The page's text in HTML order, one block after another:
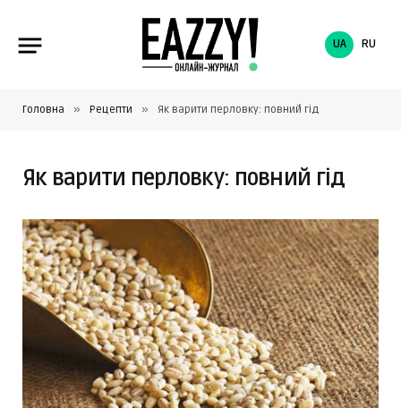
UA RU
Головна » Рецепти » Як варити перловку: повний гід
Як варити перловку: повний гід